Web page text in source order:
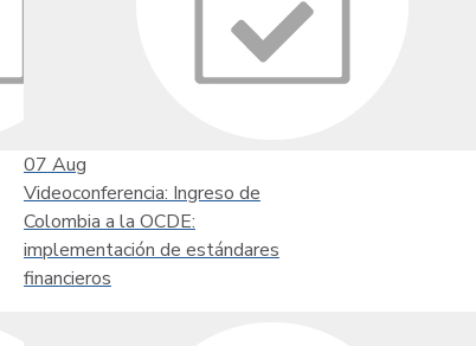
07 Aug
Videoconferencia: Ingreso de
Colombia a la OCDE:
implementación de estándares
financieros